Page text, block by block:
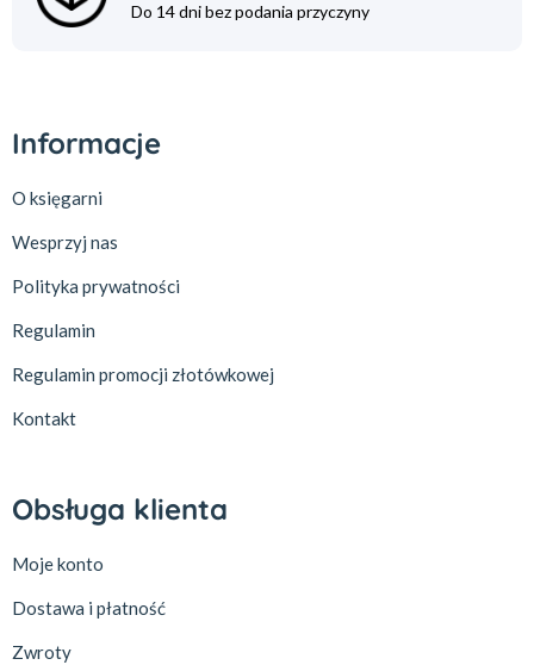
Do 14 dni bez podania przyczyny
Informacje
O księgarni
Wesprzyj nas
Polityka prywatności
Regulamin
Regulamin promocji złotówkowej
Kontakt
Obsługa klienta
Moje konto
Dostawa i płatność
Zwroty